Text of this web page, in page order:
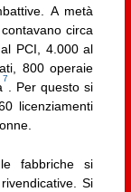
A metà
circa
PCI, 4.000 al
800 operaie
7
. Per questo si
licenziamenti
fabbriche si
Si